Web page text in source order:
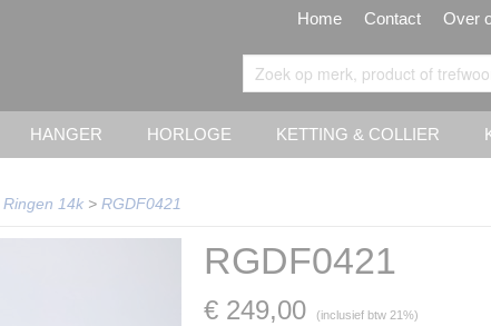
Home Contact Over
HANGER HORLOGE KETTING & COLLIER
Ringen 14k > RGDF0421
RGDF0421
€ 249,00 (inclusief btw 21%)